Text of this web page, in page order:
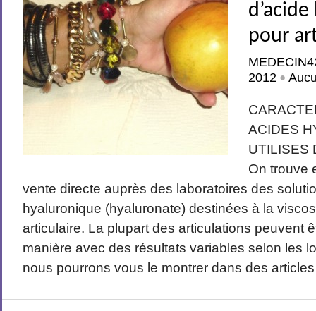
pour
2012 •
ACIDES
UTILISES
On trouve
vente directe auprès des laboratoires des
hyaluronique (hyaluronate) destinées à la
articulaire. La plupart des articulations peuvent
manière avec des résultats variables selon les
nous pourrons vous le montrer dans des